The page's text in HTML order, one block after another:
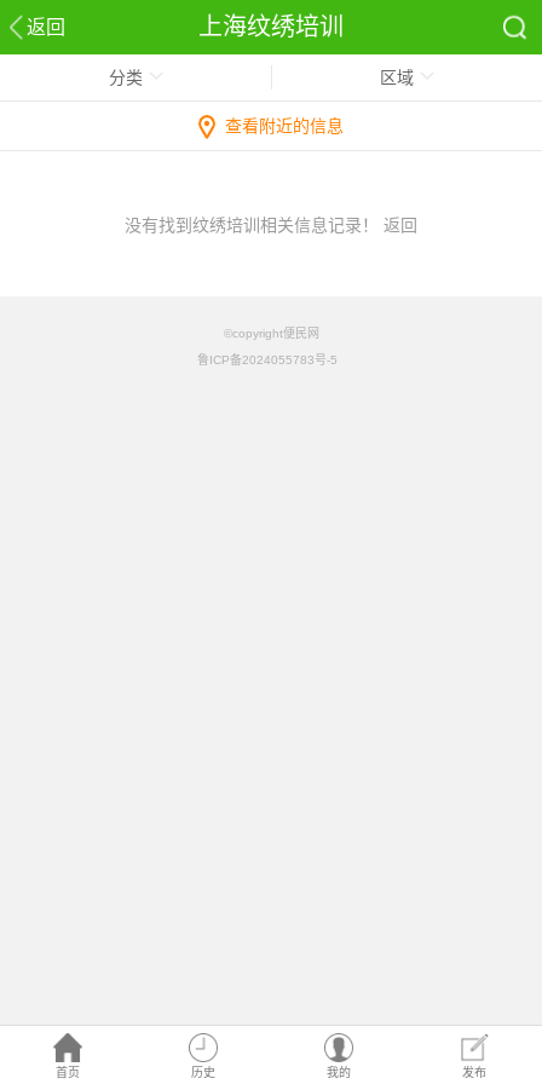
返回 上海纹绣培训
首页 历史 我的 发布
分类 区域
查看附近的信息
没有找到纹绣培训相关信息记录！ 返回
©copyright便民网
鲁ICP备2024055783号-5